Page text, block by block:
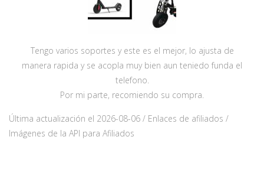
Tengo varios soportes y este es el mejor, lo ajusta de
manera rapida y se acopla muy bien aun teniedo funda el
telefono.
Por mi parte, recomiendo su compra.
Última actualización el 2026-08-06 / Enlaces de afiliados /
Imágenes de la API para Afiliados